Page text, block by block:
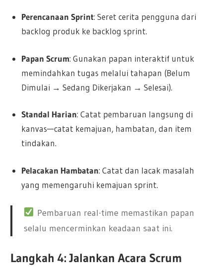
Perencanaan Sprint: Seret cerita pengguna dari
backlog produk ke backlog sprint.
Papan Scrum: Gunakan papan interaktif untuk
memindahkan tugas melalui tahapan (Belum
Dimulai → Sedang Dikerjakan → Selesai).
Standal Harian: Catat pembaruan langsung di
kanvas—catat kemajuan, hambatan, dan item
tindakan.
Pelacakan Hambatan: Catat dan lacak masalah
yang memengaruhi kemajuan sprint.
Pembaruan real-time memastikan papan
selalu mencerminkan keadaan saat ini.
Langkah 4: Jalankan Acara Scrum